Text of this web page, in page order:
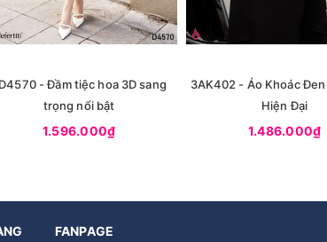
- Đầm tiệc hoa 3D sang
trọng nổi bật
1.596.000₫
3AK402 - Áo Khoác Đen
Hiện Đại
1.486.000₫
FANPAGE